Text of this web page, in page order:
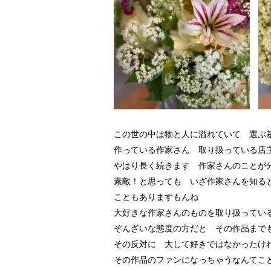
この世の中は物と人に溢れていて 選ぶ
作っている作家さん 取り扱っている店
やはり長く続きます 作家さんのこと
素敵！と思っても いざ作家さんを知る
こともありますもんね
大好きな作家さんのものを取り扱ってい
ぞんざいな態度の方だと その作品まで
その反対に 大して好きではなかった
その作品のファンになっちゃうなんて